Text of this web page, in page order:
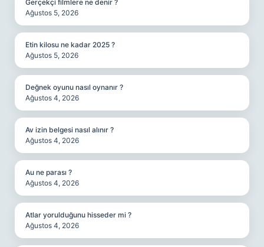
Gerçekçi filmlere ne denir ?
Ağustos 5, 2026
Etin kilosu ne kadar 2025 ?
Ağustos 5, 2026
Değnek oyunu nasıl oynanır ?
Ağustos 4, 2026
Av izin belgesi nasıl alınır ?
Ağustos 4, 2026
Au ne parası ?
Ağustos 4, 2026
Atlar yorulduğunu hisseder mi ?
Ağustos 4, 2026